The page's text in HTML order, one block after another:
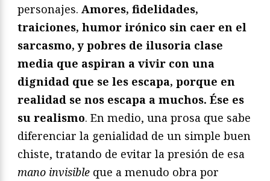
personajes. Amores, fidelidades,
traiciones, humor irónico sin caer en el
sarcasmo, y pobres de ilusoria clase
media que aspiran a vivir con una
dignidad que se les escapa, porque en
realidad se nos escapa a muchos. Ése es
su realismo. En medio, una prosa que sabe
diferenciar la genialidad de un simple buen
chiste, tratando de evitar la presión de esa
mano invisible que a menudo obra por